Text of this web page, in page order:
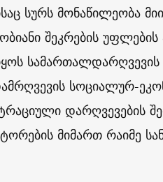
სურს მონაწილეობა
შეკრების
სოციალურ-
დარღვევების
მიმართ რაიმე